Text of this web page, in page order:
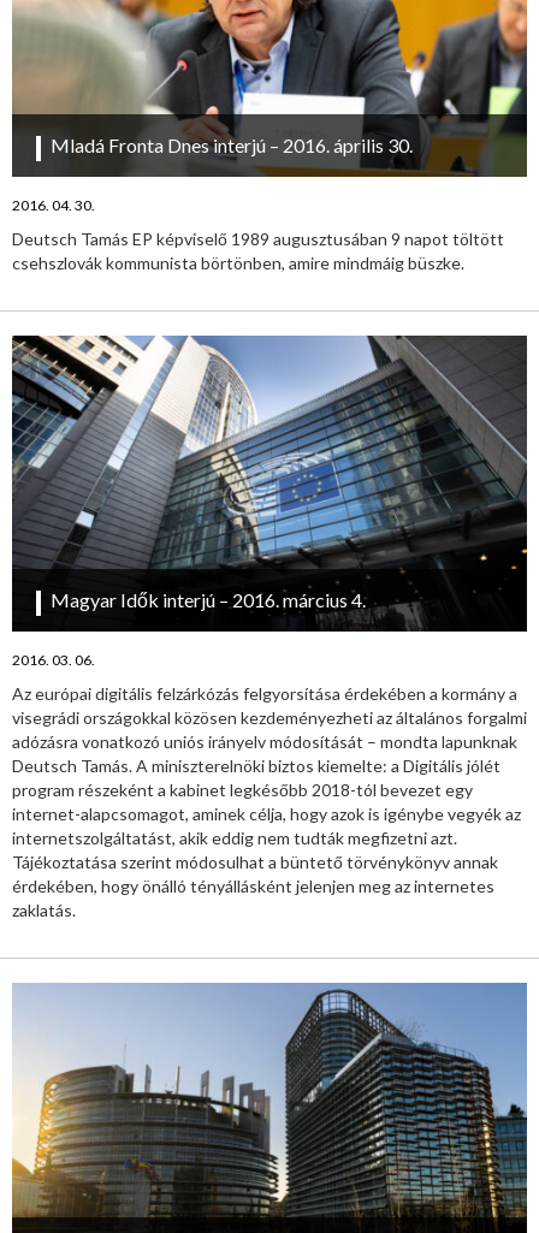
Mladá Fronta Dnes interjú – 2016. április 30.
2016. 04. 30.
Deutsch Tamás EP képviselő 1989 augusztusában 9 napot töltött
csehszlovák kommunista börtönben, amire mindmáig büszke.
Magyar Idők interjú – 2016. március 4.
2016. 03. 06.
Az európai digitális felzárkózás felgyorsítása érdekében a kormány a
visegrádi országokkal közösen kezdeményezheti az általános forgalmi
adózásra vonatkozó uniós irányelv módosítását – mondta lapunknak
Deutsch Tamás. A miniszterelnöki biztos kiemelte: a Digitális jólét
program részeként a kabinet legkésőbb 2018-tól bevezet egy
internet-alapcsomagot, aminek célja, hogy azok is igénybe vegyék az
internetszolgáltatást, akik eddig nem tudták megfizetni azt.
Tájékoztatása szerint módosulhat a büntető törvénykönyv annak
érdekében, hogy önálló tényállásként jelenjen meg az internetes
zaklatás.